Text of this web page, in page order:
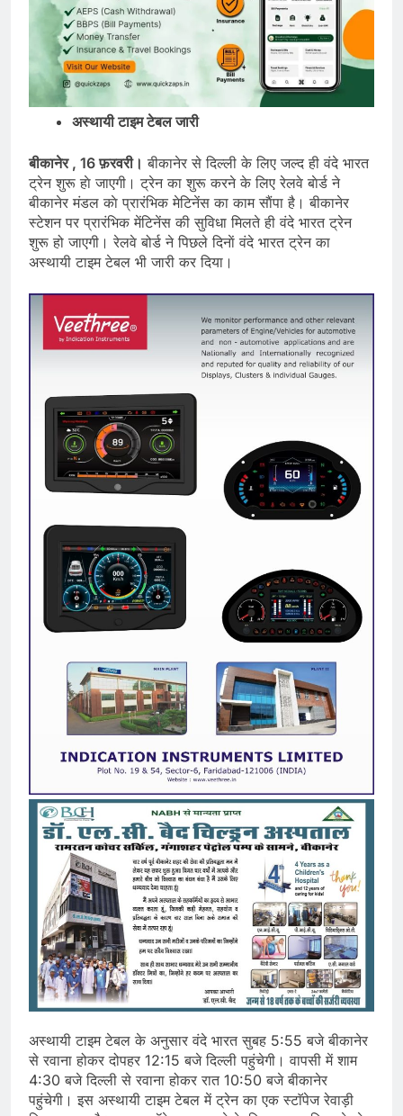
अस्थायी टाइम टेबल जारी
बीकानेर , 16 फ़रवरी। बीकानेर से दिल्ली के लिए जल्द ही वंदे भारत
ट्रेन शुरू हाे जाएगी। ट्रेन का शुरू करने के लिए रेलवे बाेर्ड ने
बीकानेर मंडल काे प्रारंभिक मेटिनेंस का काम साैंपा है। बीकानेर
स्टेशन पर प्रा​रंभिक मेंटिनेंस की सुविधा मिलते ही वंदे भारत ट्रेन
शुरू हो जाएगी। रेलवे बोर्ड ने पिछले दिनाें वंदे भारत ट्रेन का
अस्थायी टाइम‎ टेबल भी जारी कर दिया।
अस्थायी टाइम‎ टेबल के अनुसार ‎वंदे भारत सुबह 5:55 बजे बीकानेर
से रवाना होकर दोपहर 12:15 बजे‎ दिल्ली पहुंचेगी। वापसी में शाम‎
4:30 बजे दिल्ली से रवाना होकर रात 10:50‎ बजे बीकानेर
पहुंचेगी। इस अस्थायी टाइम टेबल में ट्रेन का एक स्टाॅपेज रेवाड़ी